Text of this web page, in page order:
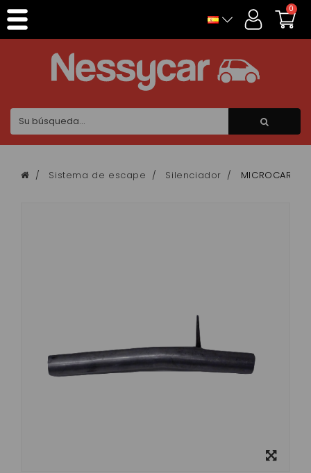
0
Sistema de escape Silenciador MICROCAR
Panel de gestión de cookies